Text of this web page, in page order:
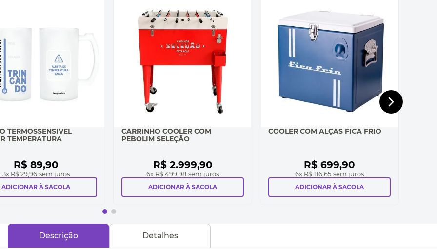
TERMOSSENSIVEL
TEMPERATURA
R$ 89,90
3x R$ 29,96 sem juros
ADICIONAR À SACOLA
CARRINHO COOLER COM
PEBOLIM SELEÇÃO
R$ 2.999,90
6x R$ 499,98 sem juros
ADICIONAR À SACOLA
COOLER COM ALÇAS FICA FRIO
R$ 699,90
6x R$ 116,65 sem juros
ADICIONAR À SACOLA
Descrição Detalhes